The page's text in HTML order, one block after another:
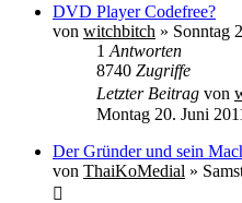
DVD Player Codefree?
von witchbitch » Sonntag
1 Antworten
8740 Zugriffe
Letzter Beitrag von
Montag 20. Juni
Der Gründer und sein
von ThaiKoMedial »